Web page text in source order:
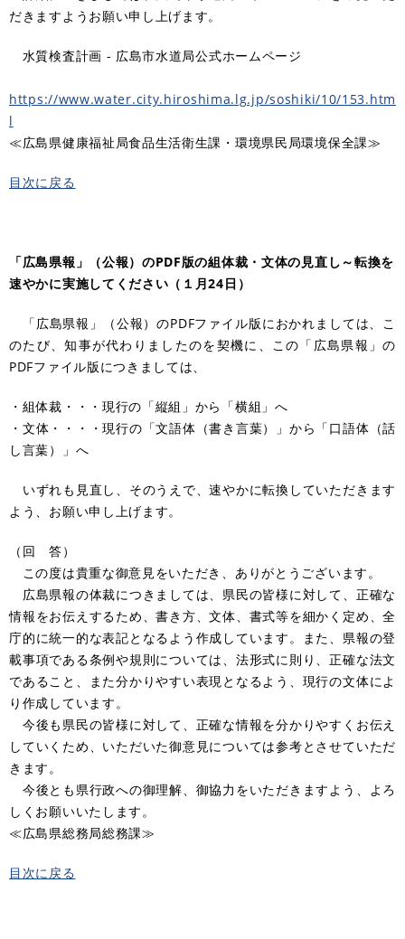
だきますようお願い申し上げます。
水質検査計画 - 広島市水道局公式ホームページ
https://www.water.city.hiroshima.lg.jp/soshiki/10/153.htm
l
≪広島県健康福祉局食品生活衛生課・環境県民局環境保全課≫
目次に戻る
「広島県報」（公報）のPDF版の組体裁・文体の見直し～転換を
速やかに実施してください（１月24日）
「広島県報」（公報）のPDFファイル版におかれましては、こ
のたび、知事が代わりましたのを契機に、この「広島県報」の
PDFファイル版につきましては、
・組体裁・・・現行の「縦組」から「横組」へ
・文体・・・・現行の「文語体（書き言葉）」から「口語体（話
し言葉）」へ
いずれも見直し、そのうえで、速やかに転換していただきます
よう、お願い申し上げます。
（回 答）
この度は貴重な御意見をいただき、ありがとうございます。
広島県報の体裁につきましては、県民の皆様に対して、正確な
情報をお伝えするため、書き方、文体、書式等を細かく定め、全
庁的に統一的な表記となるよう作成しています。また、県報の登
載事項である条例や規則については、法形式に則り、正確な法文
であること、また分かりやすい表現となるよう、現行の文体によ
り作成しています。
今後も県民の皆様に対して、正確な情報を分かりやすくお伝え
していくため、いただいた御意見については参考とさせていただ
きます。
今後とも県行政への御理解、御協力をいただきますよう、よろ
しくお願いいたします。
≪広島県総務局総務課≫
目次に戻る